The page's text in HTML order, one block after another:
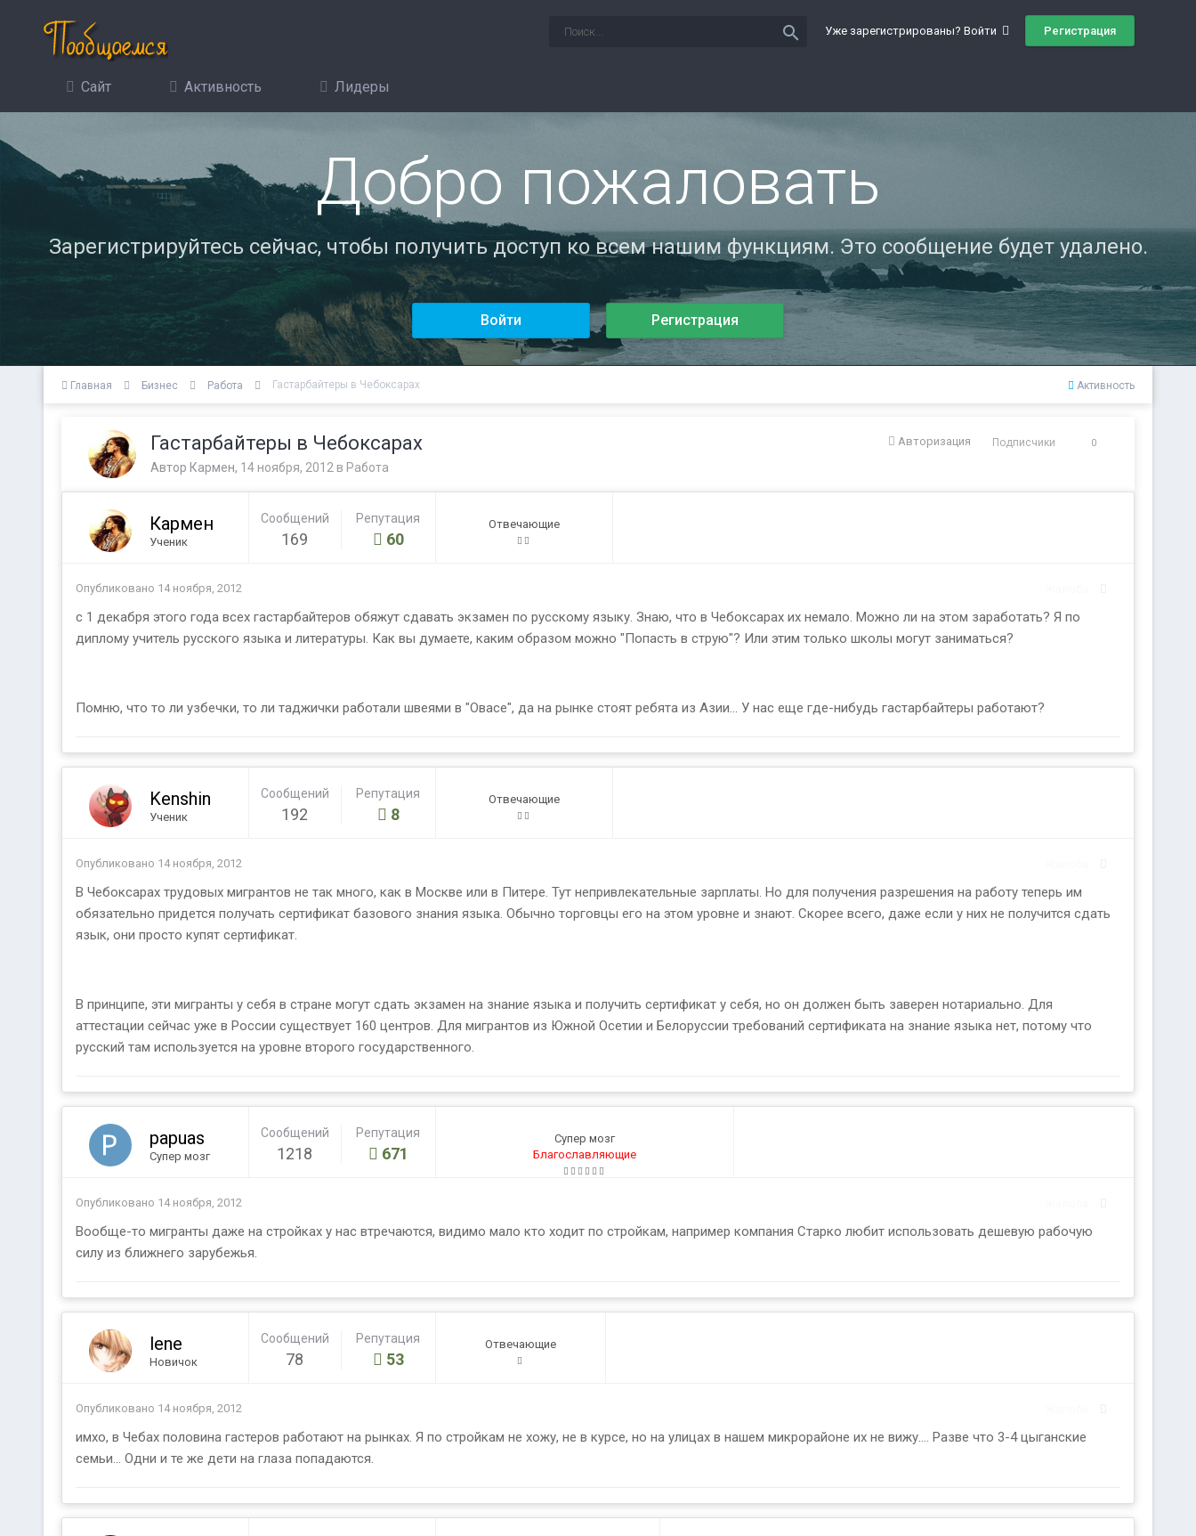
Уже зарегистрированы? Войти Регистрация
search
Сайт Активность Лидеры
Добро пожаловать
Зарегистрируйтесь сейчас, чтобы получить доступ ко всем нашим функциям. Это сообщение будет удалено.
Войти Регистрация
Активность
Главная Бизнес Работа Гастарбайтеры в Чебоксарах
Авторизация Подписчики 0
Гастарбайтеры в Чебоксарах
Автор Кармен, 14 ноября, 2012 в Работа
Кармен
Ученик
Сообщений
169
Репутация
60
Отвечающие
Опубликовано 14 ноября, 2012
с 1 декабря этого года всех гастарбайтеров обяжут сдавать экзамен по русскому языку. Знаю, что в Чебоксарах их немало. Можно ли на этом заработать? Я по
диплому учитель русского языка и литературы. Как вы думаете, каким образом можно "Попасть в струю"? Или этим только школы могут заниматься?
Помню, что то ли узбечки, то ли таджички работали швеями в "Овасе", да на рынке стоят ребята из Азии... У нас еще где-нибудь гастарбайтеры работают?
Kenshin
Ученик
Сообщений
192
Репутация
8
Отвечающие
Опубликовано 14 ноября, 2012
В Чебоксарах трудовых мигрантов не так много, как в Москве или в Питере. Тут непривлекательные зарплаты. Но для получения разрешения на работу теперь им
обязательно придется получать сертификат базового знания языка. Обычно торговцы его на этом уровне и знают. Скорее всего, даже если у них не получится сдать
язык, они просто купят сертификат.
В принципе, эти мигранты у себя в стране могут сдать экзамен на знание языка и получить сертификат у себя, но он должен быть заверен нотариально. Для
аттестации сейчас уже в России существует 160 центров. Для мигрантов из Южной Осетии и Белоруссии требований сертификата на знание языка нет, потому что
русский там используется на уровне второго государственного.
papuas
Супер мозг
Сообщений
1218
Репутация
671
Супер мозг
Благославляющие
Опубликовано 14 ноября, 2012
Вообще-то мигранты даже на стройках у нас втречаются, видимо мало кто ходит по стройкам, например компания Старко любит использовать дешевую рабочую
силу из ближнего зарубежья.
lene
Новичок
Сообщений
78
Репутация
53
Отвечающие
Опубликовано 14 ноября, 2012
имхо, в Чебах половина гастеров работают на рынках. Я по стройкам не хожу, не в курсе, но на улицах в нашем микрорайоне их не вижу.... Разве что 3-4 цыганские
семьи... Одни и те же дети на глаза попадаются.